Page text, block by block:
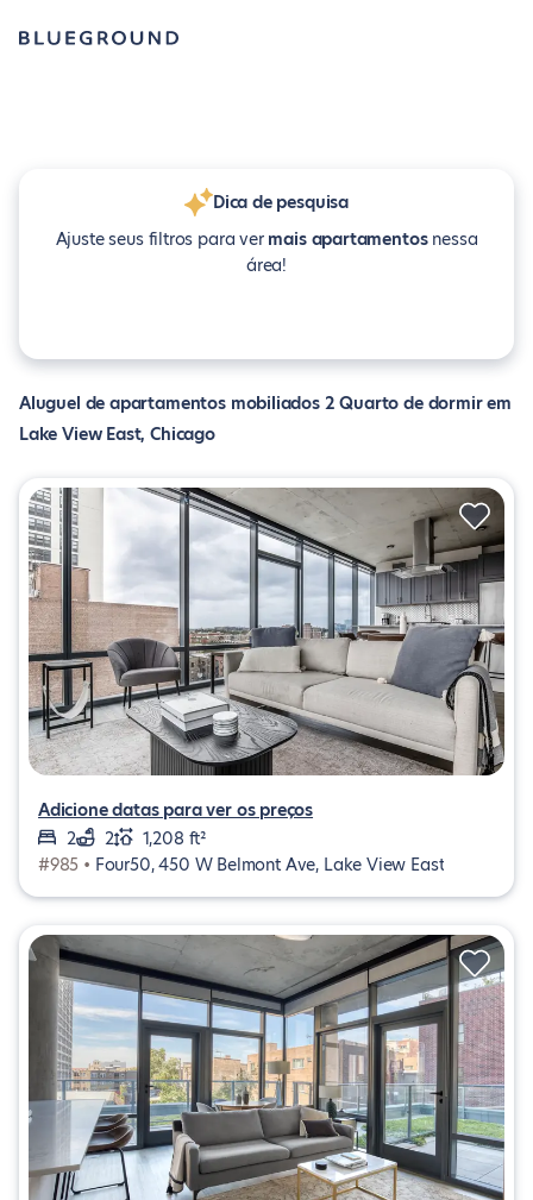
Dica de pesquisa
Ajuste seus filtros para ver mais apartamentosnessa
área!
Aluguel de apartamentos mobiliados 2 Quarto de dormir em
Lake View East, Chicago
Adicione datas para ver os preços
2
2
1,208 ft²
#985 • Four50, 450 W Belmont Ave, Lake View East